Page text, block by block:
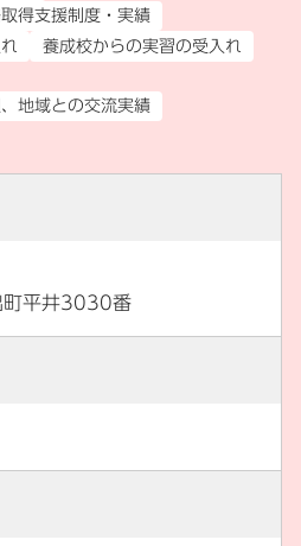
得支援制度・実績
養成校からの実習の受入れ
地域との交流実績
町平井3030番